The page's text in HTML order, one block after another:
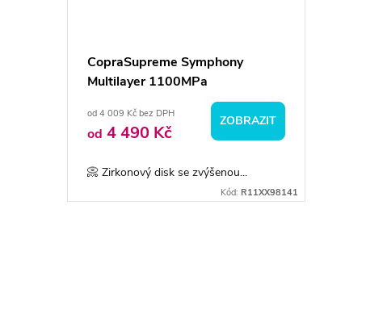
CopraSupreme Symphony
Multilayer 1100MPa
od 4 009 Kč bez DPH
od 4 490 Kč
ZOBRAZIT
📀 Zirkonový disk se zvýšenou...
Kód:R11XX98141